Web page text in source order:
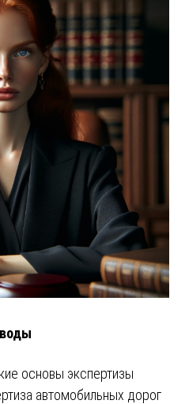
основы экспертизы
автомобильных дорог